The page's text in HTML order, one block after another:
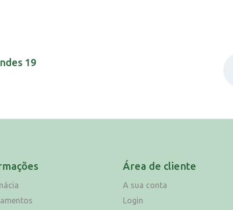
19
Área de cliente
A sua conta
Login